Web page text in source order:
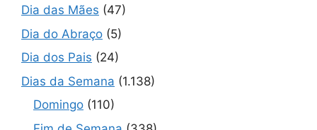
Dia das Mães (47)
Dia do Abraço (5)
Dia dos Pais (24)
Dias da Semana (1.138)
Domingo (110)